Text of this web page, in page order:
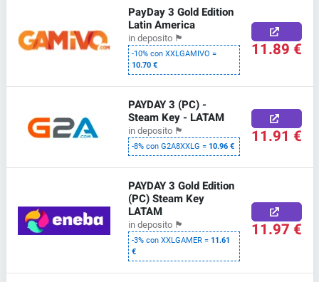
PayDay 3 Gold Edition
Latin America
in deposito 🏴
-10% con XXLGAMIVO =
10.70 €
11.89 €
PAYDAY 3 (PC) -
Steam Key - LATAM
in deposito 🏴
-8% con G2A8XXLG =10.96 € 11.91 €
PAYDAY 3 Gold Edition
(PC) Steam Key
LATAM
in deposito 🏴
-3% con XXLGAMER =11.61
€
11.97 €